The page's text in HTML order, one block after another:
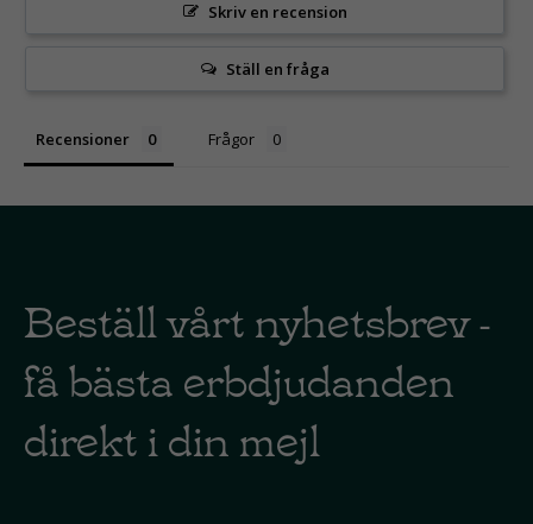
Skriv en recension
Ställ en fråga
Recensioner Frågor
Beställ vårt nyhetsbrev -
få bästa erbdjudanden
direkt i din mejl